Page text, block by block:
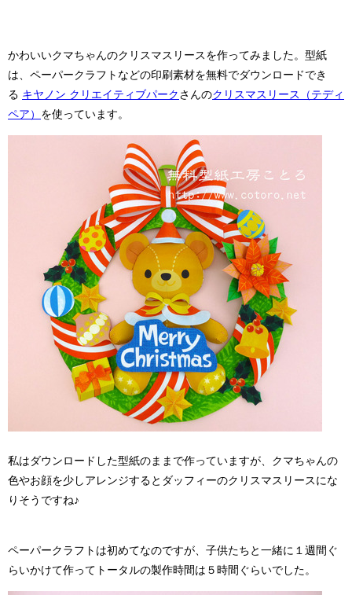
かわいいクマちゃんのクリスマスリースを作ってみました。型紙
は、ペーパークラフトなどの印刷素材を無料でダウンロードでき
る キヤノン クリエイティブパーク さんのクリスマスリース（テディ
ペア） を使っています。
私はダウンロードした型紙のままで作っていますが、クマちゃんの
色やお顔を少しアレンジするとダッフィーのクリスマスリースにな
りそうですね♪
ペーパークラフトは初めてなのですが、子供たちと一緒に１週間ぐ
らいかけて作ってトータルの製作時間は５時間ぐらいでした。